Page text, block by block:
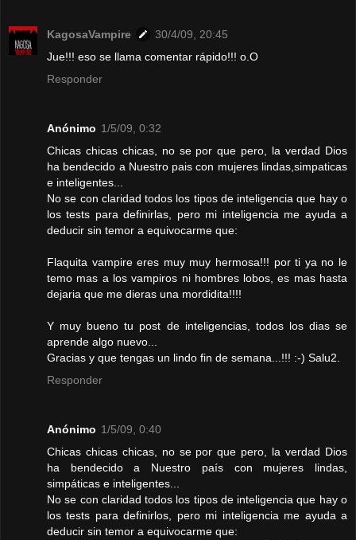
KagosaVampire
30/4/09, 20:45
Jue!!! eso se llama comentar rápido!!! o.O
Responder
Anónimo 1/5/09, 0:32
Chicas chicas chicas, no se por que pero, la verdad Dios
ha bendecido a Nuestro pais con mujeres lindas,simpaticas
e inteligentes...
No se con claridad todos los tipos de inteligencia que hay o
los tests para definirlas, pero mi inteligencia me ayuda a
deducir sin temor a equivocarme que:
Flaquita vampire eres muy muy hermosa!!! por ti ya no le
temo mas a los vampiros ni hombres lobos, es mas hasta
dejaria que me dieras una mordidita!!!!
Y muy bueno tu post de inteligencias, todos los dias se
aprende algo nuevo...
Gracias y que tengas un lindo fin de semana...!!! :-) Salu2.
Responder
Anónimo 1/5/09, 0:40
Chicas chicas chicas, no se por que pero, la verdad Dios
ha bendecido a Nuestro país con mujeres lindas,
simpáticas e inteligentes...
No se con claridad todos los tipos de inteligencia que hay o
los tests para definirlos, pero mi inteligencia me ayuda a
deducir sin temor a equivocarme que: